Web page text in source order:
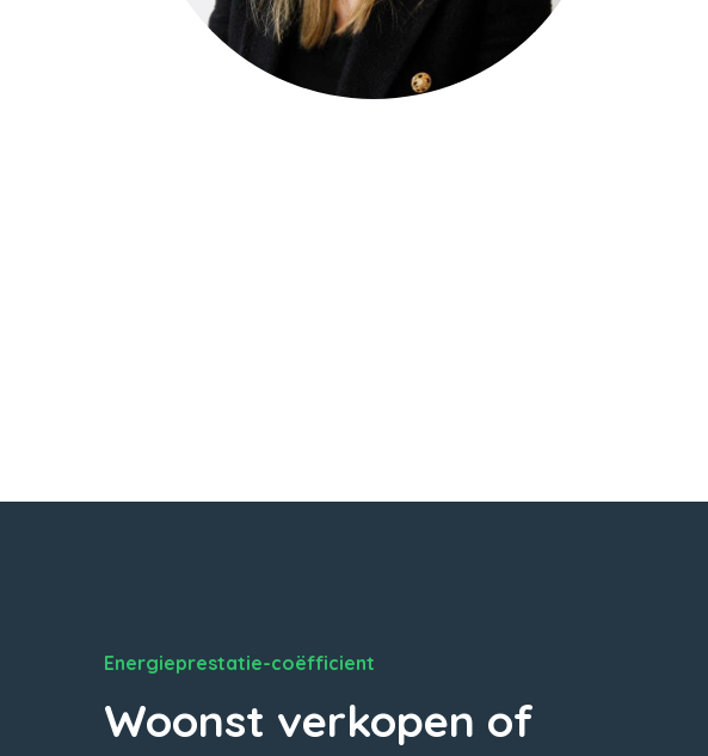
Energieprestatie-coëfficient
Woonst verkopen of